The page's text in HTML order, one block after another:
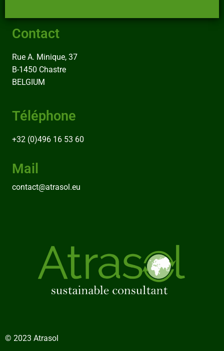
Contact
Rue A. Minique, 37
B-1450 Chastre
BELGIUM
Téléphone
+32 (0)496 16 53 60
Mail
contact@atrasol.eu
© 2023 Atrasol